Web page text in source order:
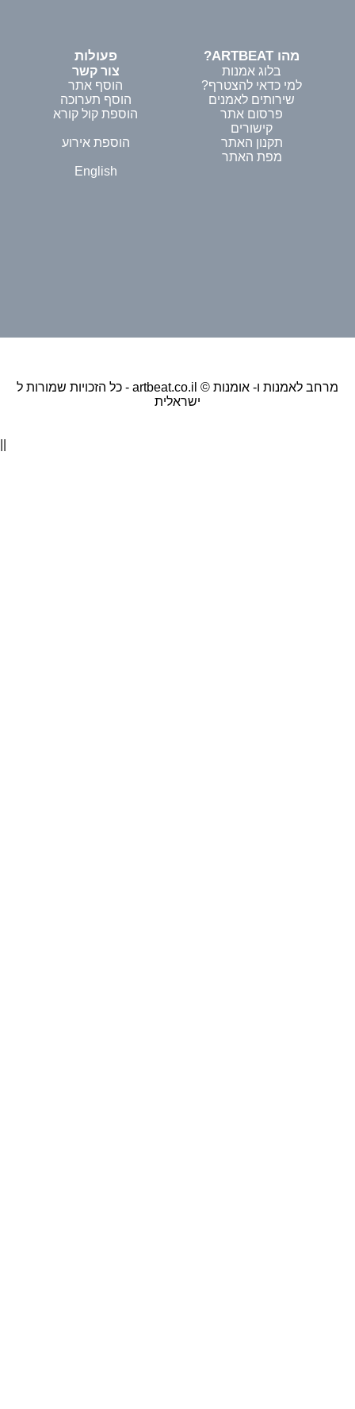
מהו ARTBEAT?
בלוג אמנות
למי כדאי להצטרף?
שירותים לאמנים
פרסום אתר
קישורים
תקנון האתר
מפת האתר
פעולות
צור קשר
הוסף אתר
הוסף תערוכה
הוספת קול קורא
הוספת אירוע
English
כל הזכויות שמורות ל - artbeat.co.il © מרחב לאמנות ו- אומנות
ישראלית